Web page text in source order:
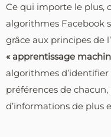
Ce qui importe le plus,
algorithmes Facebook
grâce aux principes de
« apprentissage
algorithmes d’identifier
préférences de
d’informations de plus